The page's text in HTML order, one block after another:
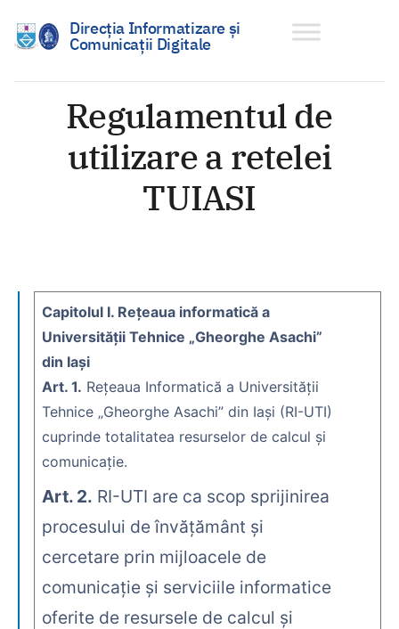
Direcția Informatizare și
Comunicații Digitale
Regulamentul de
utilizare a retelei
TUIASI
Capitolul I. Reţeaua informatică a
Universităţii Tehnice „Gheorghe Asachi”
din Iaşi
Art. 1. Reţeaua Informatică a Universităţii
Tehnice „Gheorghe Asachi” din Iaşi (RI-UTI)
cuprinde totalitatea resurselor de calcul şi
comunicaţie.
Art. 2. RI-UTI are ca scop sprijinirea
procesului de învăţământ şi
cercetare prin mijloacele de
comunicaţie şi serviciile informatice
oferite de resursele de calcul şi